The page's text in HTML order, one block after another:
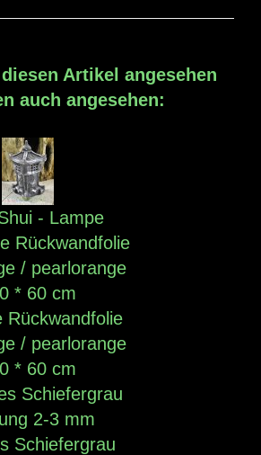
Artikel angesehen
auch angesehen:
- Lampe
Rückwandfolie
/ pearlorange
* 60 cm
Schiefergrau